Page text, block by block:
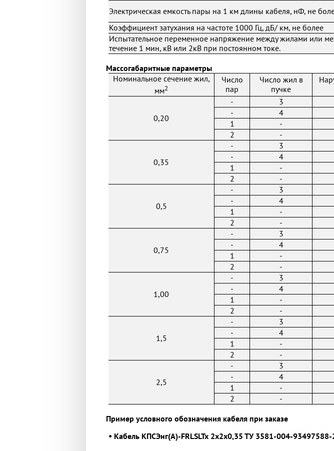
Электрическая емкость пары на 1 км длины кабеля, нФ, не
Коэффициент затухания на частоте 1000 Гц, дБ/ км, не более
Испытательное переменное напряжение между жилами или
течение 1 мин, кВ или 2кВ при постоянном токе.
Массогабаритные параметры
Номинальное сечение жил,
мм2
Число
пар
Число жил в
пучке
0,20
- 3
-
4
1
-
2
-
0,35
- 3
-
4
1
-
2
-
0,5
- 3
-
4
1
-
2
-
0,75
- 3
-
4
1
-
2
-
1,00
- 3
-
4
1
-
2
-
1,5
- 3
-
4
1
-
2
-
2,5
- 3
-
4
1
-
2
-
Пример условного обозначения кабеля при заказе
• Кабель КПСЭнг(А)-FRLSLTx 2х2х0,35 ТУ 3581-004-